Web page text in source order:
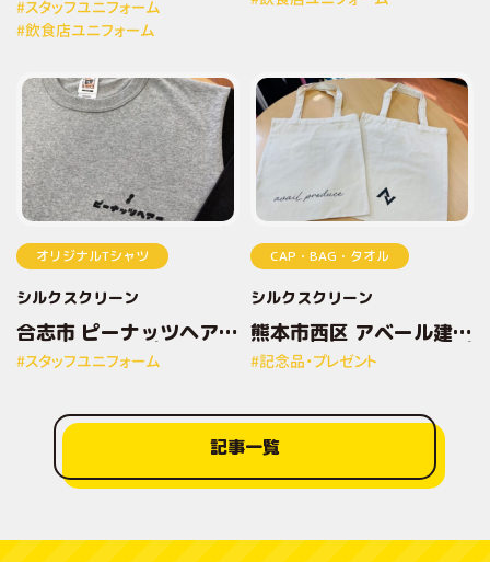
ルプリントTシャツ
#スタッフユニフォーム
#飲食店ユニフォーム
オリジナルTシャツ
シルクスクリーン
合志市 ピーナッツヘアー
様 オリジナルプリントT
シャツ
#スタッフユニフォーム
CAP・BAG・タオル
シルクスクリーン
熊本市西区 アベール建設
株式会社様 オリジナルプ
リントトートバッグ
#記念品・プレゼント
記事一覧